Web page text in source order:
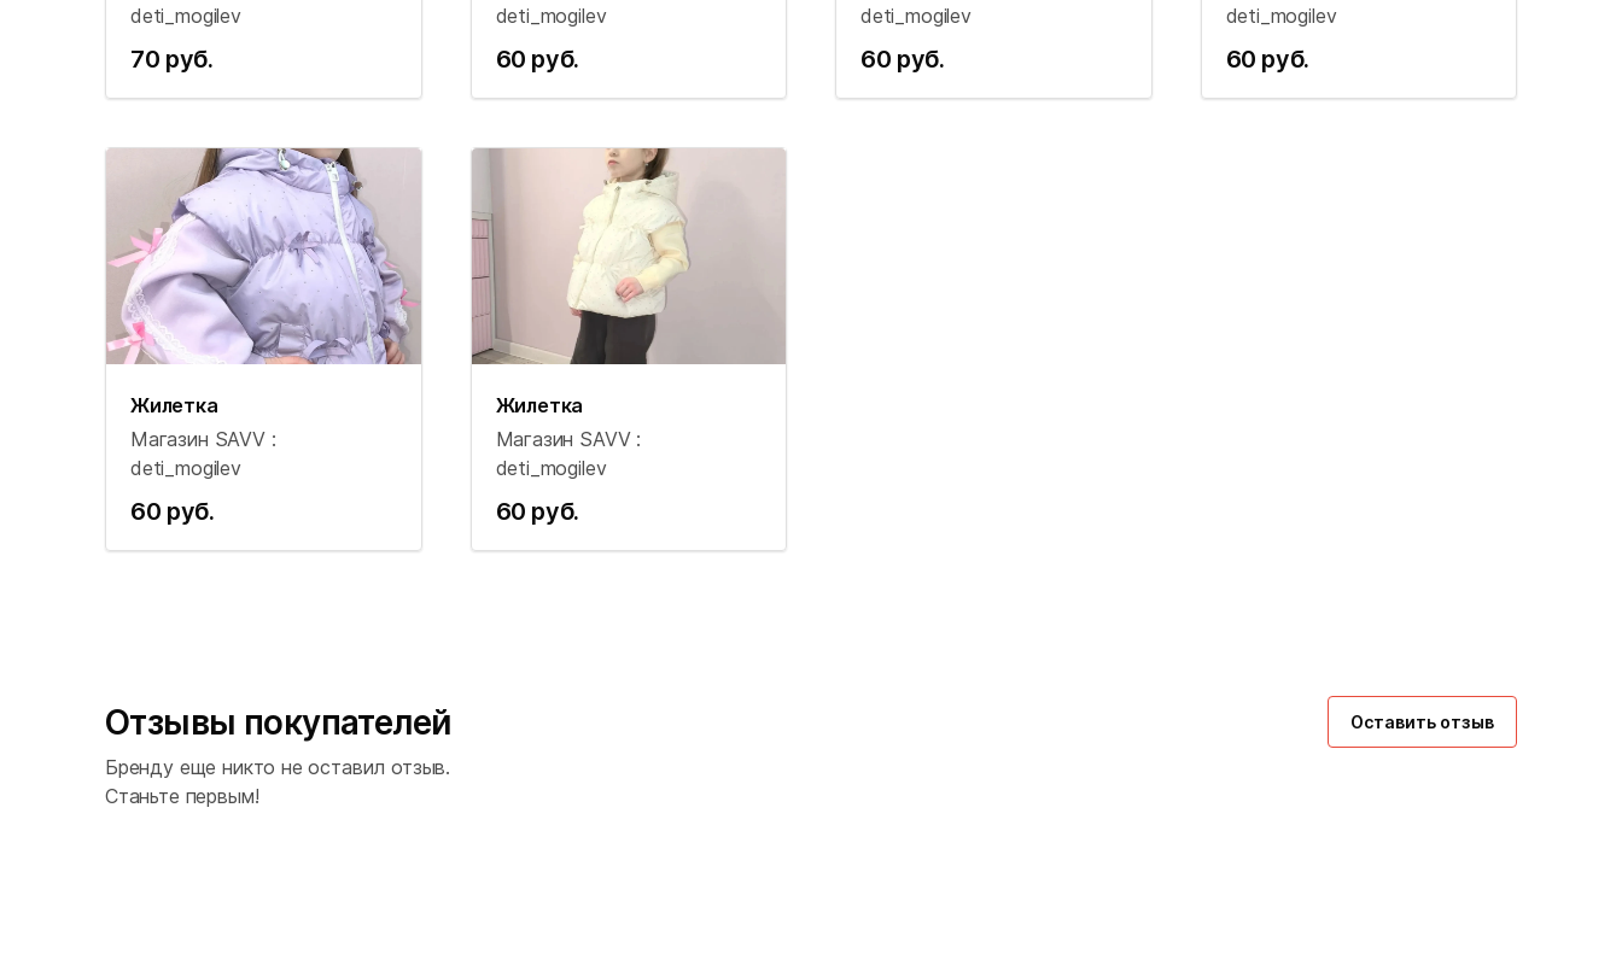
deti_mogilev
70 руб.
deti_mogilev
60 руб.
deti_mogilev
60 руб.
deti_mogilev
60 руб.
Жилетка
Магазин SAVV :
deti_mogilev
60 руб.
Жилетка
Магазин SAVV :
deti_mogilev
60 руб.
Отзывы покупателей Оставить отзыв
Бренду еще никто не оставил отзыв.
Станьте первым!